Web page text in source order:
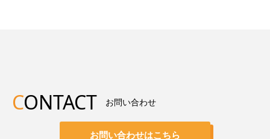
CONTACT お問い合わせ
お問い合わせはこちら